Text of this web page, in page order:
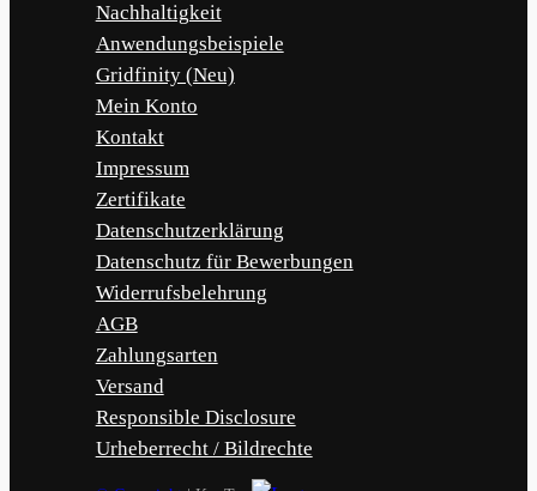
Nachhaltigkeit
Anwendungsbeispiele
Gridfinity (Neu)
Mein Konto
Kontakt
Impressum
Zertifikate
Datenschutzerklärung
Datenschutz für Bewerbungen
Widerrufsbelehrung
AGB
Zahlungsarten
Versand
Responsible Disclosure
Urheberrecht / Bildrechte